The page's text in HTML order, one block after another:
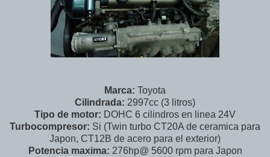
Marca: Toyota
Cilindrada: 2997cc (3 litros)
Tipo de motor: DOHC 6 cilindros en linea 24V
Turbocompresor: Si (Twin turbo CT20A de ceramica para
Japon, CT12B de acero para el exterior)
Potencia maxima: 276hp@ 5600 rpm para Japon